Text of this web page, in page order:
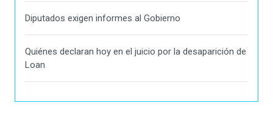
Diputados exigen informes al Gobierno
Quiénes declaran hoy en el juicio por la desaparición de
Loan